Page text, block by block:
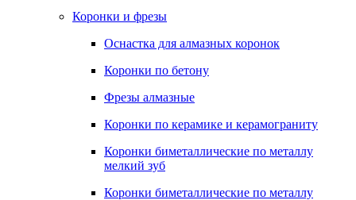
Коронки и фрезы
Оснастка для алмазных коронок
Коронки по бетону
Фрезы алмазные
Коронки по керамике и керамограниту
Коронки биметаллические по металлу
мелкий зуб
Коронки биметаллические по металлу